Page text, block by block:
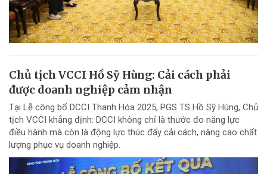
Chủ tịch VCCI Hồ Sỹ Hùng: Cải cách phải
được doanh nghiệp cảm nhận
Tại Lễ công bố DCCI Thanh Hóa 2025, PGS TS Hồ Sỹ Hùng, Chủ
tịch VCCI khẳng định: DCCI không chỉ là thước đo năng lực
điều hành mà còn là động lực thúc đẩy cải cách, nâng cao chất
lượng phục vụ doanh nghiệp.